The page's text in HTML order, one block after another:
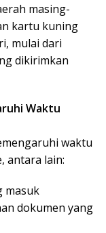
masing-
kartu kuning
mulai dari
dikirimkan
Waktu
waktu
antara lain:
masuk
dokumen yang